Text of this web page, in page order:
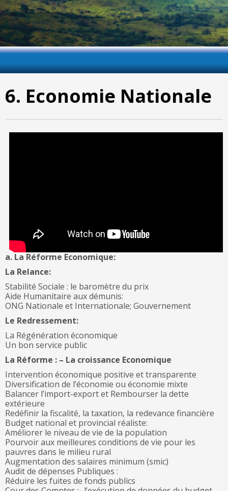
6. Economie Nationale
a. La Réforme Economique:
La Relance:
Stabilité Sociale : le baromètre du prix
Aide Humanitaire aux démunis:
ONG Nationale et Internationale; Gouvernement
Le Redressement:
La Régénération économique
Un bon service public
La Réforme : – La croissance Economique
Intervention économique positive et transparente
Diversification de l’économie ou économie mixte
Balancer l’import-export et Rembourser la dette
extérieure
Redéfinir la fiscalité, la taxation, la redevance financière
Budget national et provincial réaliste:
Améliorer le niveau de vie de la population
Pourvoir aux meilleures conditions de vie pour les
pauvres dans le milieu rural
Augmentation des salaires minimum (smic)
Audit de dépenses Publiques :
Réduire les fuites de fonds publics